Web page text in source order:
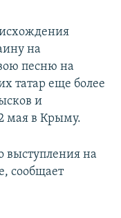
на
песню на
татар еще более
и
мая в Крыму.
выступления на
сообщает